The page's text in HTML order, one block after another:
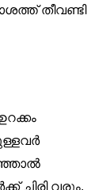
തീവണ്ടി
ചിരി വരും.